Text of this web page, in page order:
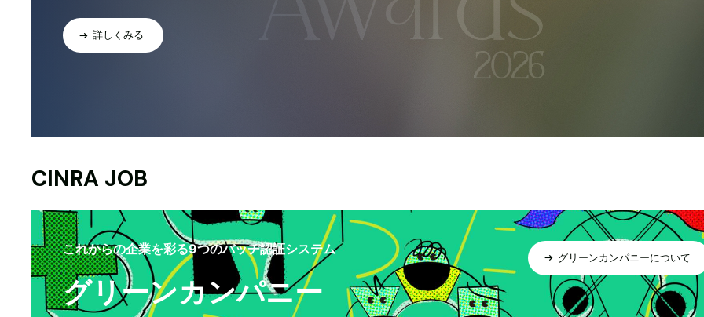
詳しくみる
CINRA JOB
これからの企業を彩る9つのバッヂ認証システム
グリーンカンパニー
グリーンカンパニーについて